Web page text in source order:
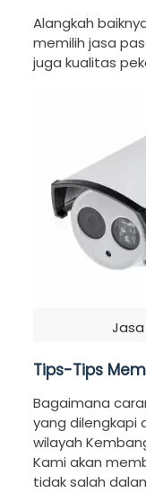
Alangkah
memilih jasa
juga kualitas
Tips-Tips
Bagaimana
yang dilengkapi
wilayah
Kami akan
tidak salah